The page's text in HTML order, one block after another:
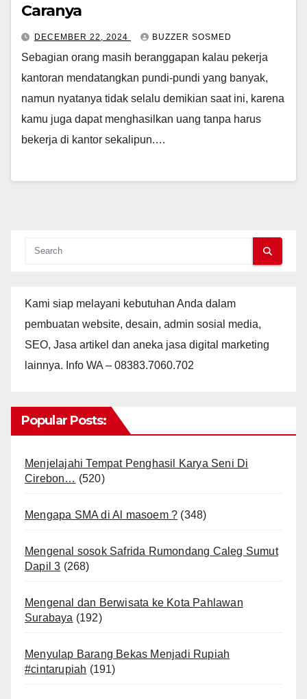
Caranya
DECEMBER 22, 2024 BUZZER SOSMED
Sebagian orang masih beranggapan kalau pekerja
kantoran mendatangkan pundi-pundi yang banyak,
namun nyatanya tidak selalu demikian saat ini, karena
kamu juga dapat menghasilkan uang tanpa harus
bekerja di kantor sekalipun.…
Kami siap melayani kebutuhan Anda dalam
pembuatan website, desain, admin sosial media,
SEO, Jasa artikel dan aneka jasa digital marketing
lainnya. Info WA – 08383.7060.702
Popular Posts:
Menjelajahi Tempat Penghasil Karya Seni Di
Cirebon… (520)
Mengapa SMA di Al masoem ? (348)
Mengenal sosok Safrida Rumondang Caleg Sumut
Dapil 3 (268)
Mengenal dan Berwisata ke Kota Pahlawan
Surabaya (192)
Menyulap Barang Bekas Menjadi Rupiah
#cintarupiah (191)